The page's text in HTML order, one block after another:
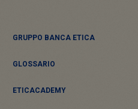
GRUPPO BANCA ETICA
GLOSSARIO
ETICACADEMY